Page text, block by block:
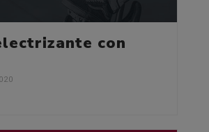
con